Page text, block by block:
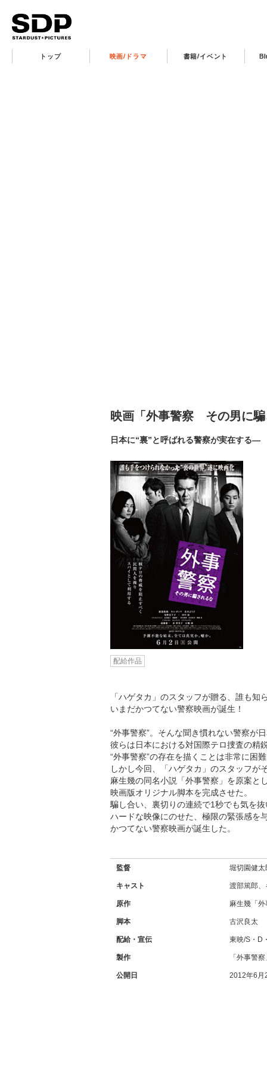
トップ 映画/ドラマ 書籍/イベント
映画「外事警察 その男に騙
日本に“裏”と呼ばれる警察が実在する―
配給作品
「ハゲタカ」のスタッフが贈る、誰も
いまだかつてない警察映画が誕生！
“外事警察”。そんな聞き慣れない警察が
彼らは日本における対国際テロ捜査の精
“外事警察”の存在を描くことは非常に困
しかし今回、「ハゲタカ」のスタッフが
麻生幾の同名小説「外事警察」を原案と
映画版オリジナル脚本を完成させた。
騙し合い、裏切りの連続で1秒でも気を
ハードな映像にのせた、極限の緊張感を
かつてない警察映画が誕生した。
監督 堀切園健太
キャスト 渡部篤郎
原作 麻生幾「
脚本 古沢良太
配給・宣伝 東映/S・D
製作 「外事警
公開日 2012年6月